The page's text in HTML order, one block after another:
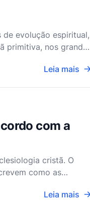
evolução espiritual,
primitiva, nos grandes
Leia mais
com a
cristã. O
como as
Leia mais